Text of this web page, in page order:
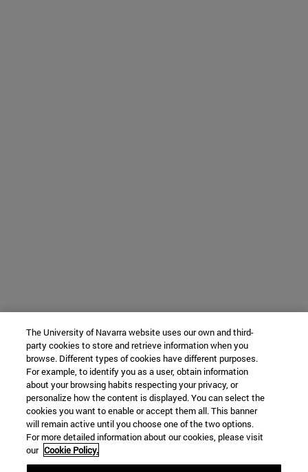
The University of Navarra website uses our own and third-
party cookies to store and retrieve information when you
browse. Different types of cookies have different purposes.
For example, to identify you as a user, obtain information
about your browsing habits respecting your privacy, or
personalize how the content is displayed. You can select the
cookies you want to enable or accept them all. This banner
will remain active until you choose one of the two options.
For more detailed information about our cookies, please visit
our Cookie Policy.